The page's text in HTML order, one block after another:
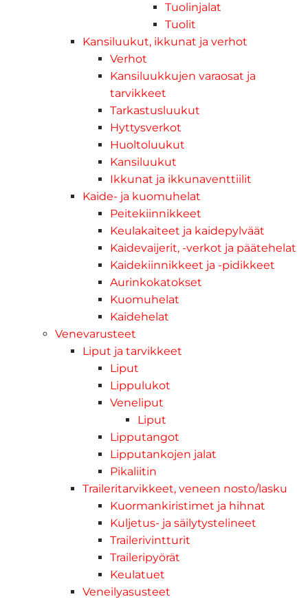
Tuolinjalat
Tuolit
Kansiluukut, ikkunat ja verhot
Verhot
Kansiluukkujen varaosat ja
tarvikkeet
Tarkastusluukut
Hyttysverkot
Huoltoluukut
Kansiluukut
Ikkunat ja ikkunaventtiilit
Kaide- ja kuomuhelat
Peitekiinnikkeet
Keulakaiteet ja kaidepylväät
Kaidevaijerit, -verkot ja päätehelat
Kaidekiinnikkeet ja -pidikkeet
Aurinkokatokset
Kuomuhelat
Kaidehelat
Venevarusteet
Liput ja tarvikkeet
Liput
Lippulukot
Veneliput
Liput
Lipputangot
Lipputankojen jalat
Pikaliitin
Traileritarvikkeet, veneen nosto/lasku
Kuormankiristimet ja hihnat
Kuljetus- ja säilytystelineet
Trailerivintturit
Traileripyörät
Keulatuet
Veneilyasusteet